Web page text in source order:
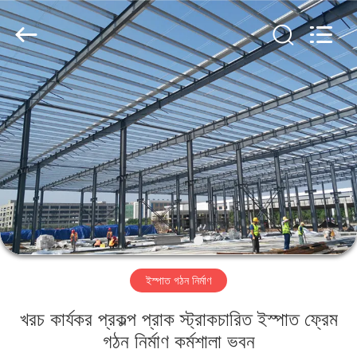
বাড়ি
পণ্য
ভিডিও
ভিআর
শো
আমাদের
Qingdao
KaFa
Fabrication
Co.,
Ltd..
All
Rights
Reserved.
ইস্পাত গঠন নির্মাণ
খরচ কার্যকর প্রকল্প প্রাক স্ট্রাকচারিত ইস্পাত ফ্রেম
গঠন নির্মাণ কর্মশালা ভবন